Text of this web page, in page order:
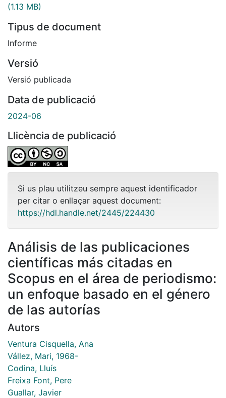
(1.13 MB)
Tipus de document
Informe
Versió
Versió publicada
Data de publicació
2024-06
Llicència de publicació
Si us plau utilitzeu sempre aquest identificador
per citar o enllaçar aquest document:
https://hdl.handle.net/2445/224430
Análisis de las publicaciones
científicas más citadas en
Scopus en el área de periodismo:
un enfoque basado en el género
de las autorías
Autors
Ventura Cisquella, Ana
Vállez, Mari, 1968-
Codina, Lluís
Freixa Font, Pere
Guallar, Javier